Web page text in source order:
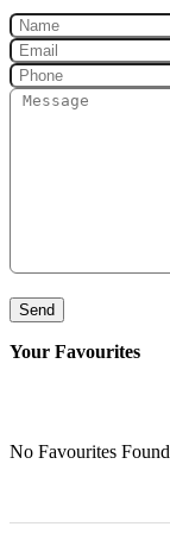
Send
Your Favourites
No Favourites Found